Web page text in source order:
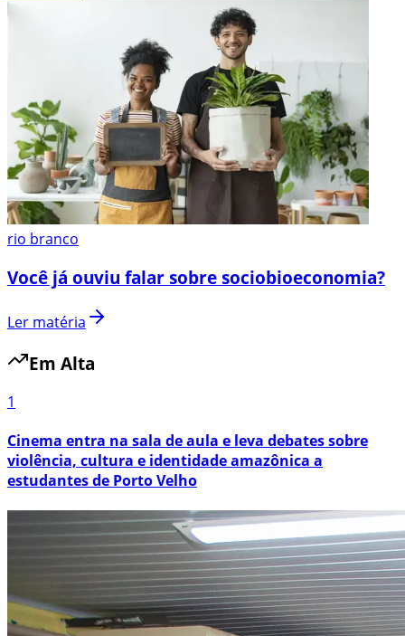
rio branco
Você já ouviu falar sobre sociobioeconomia?
Ler matéria
Em Alta
1
Cinema entra na sala de aula e leva debates sobre
violência, cultura e identidade amazônica a
estudantes de Porto Velho